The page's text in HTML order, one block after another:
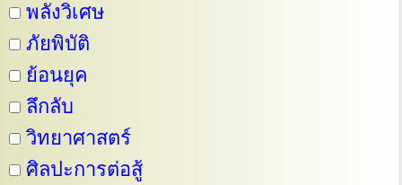
พลังวิเศษ
ภัยพิบัติ
ย้อนยุค
ลึกลับ
วิทยาศาสตร์
ศิลปะการต่อสู้